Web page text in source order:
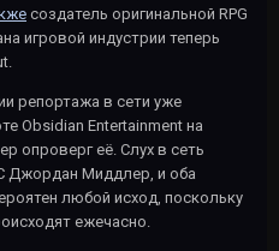
создатель оригинальной RPG
игровой индустрии теперь
репортажа в сети уже
Obsidian Entertainment на
опроверг её. Слух в сеть
Джордан Миддлер, и оба
любой исход, поскольку
ежечасно.